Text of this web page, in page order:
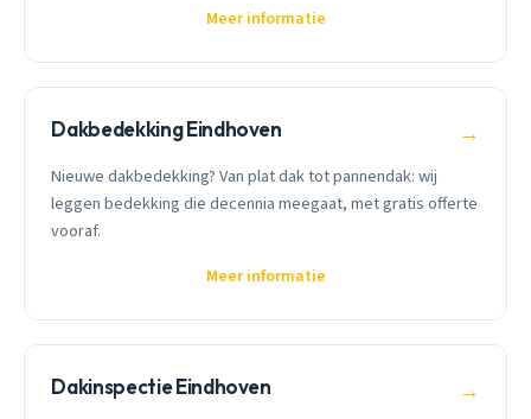
Meer informatie
Dakbedekking Eindhoven →
Nieuwe dakbedekking? Van plat dak tot pannendak: wij
leggen bedekking die decennia meegaat, met gratis offerte
vooraf.
Meer informatie
Dakinspectie Eindhoven →